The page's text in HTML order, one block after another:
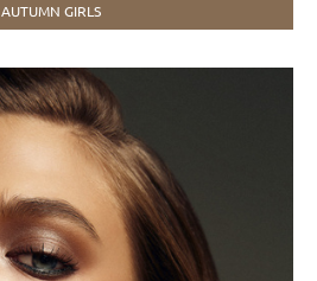
AUTUMN GIRLS